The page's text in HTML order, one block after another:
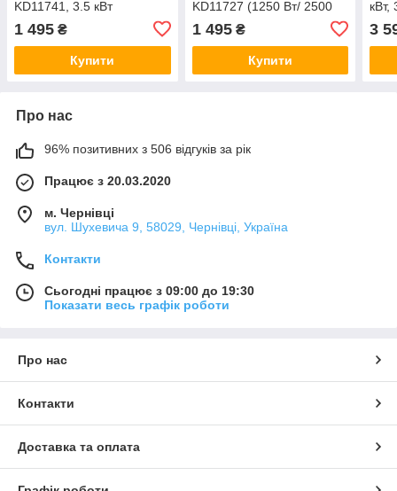
KD11741, 3.5 кВт
1 495 ₴
Купити
KD11727 (1250 Вт/ 2500
Вт/ режим вентилятора)
1 495₴
Купити
кВт,
3
Про нас
96% позитивних з 506 відгуків за рік
Працює з 20.03.2020
м. Чернівці
вул. Шухевича 9, 58029, Чернівці, Україна
Контакти
Сьогодні працює з 09:00 до 19:30
Показати весь графік роботи
Про нас
Контакти
Доставка та оплата